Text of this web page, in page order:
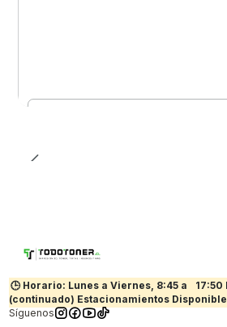
🕒 Horario: Lunes a Viernes, 8:45 a
17:50
(continuado) Estacionamientos
Síguenos